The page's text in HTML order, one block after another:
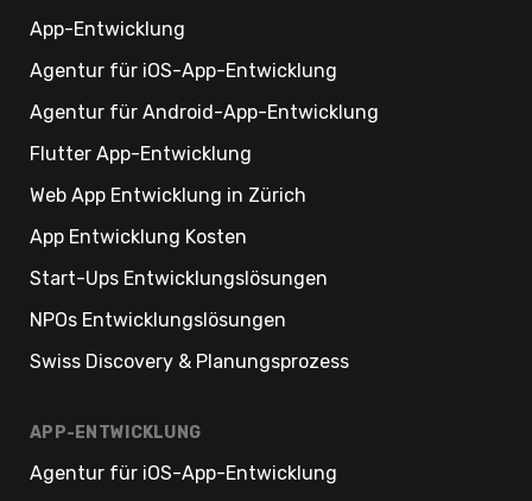
App-Entwicklung
Agentur für iOS-App-Entwicklung
Agentur für Android-App-Entwicklung
Flutter App-Entwicklung
Web App Entwicklung in Zürich
App Entwicklung Kosten
Start-Ups Entwicklungslösungen
NPOs Entwicklungslösungen
Swiss Discovery & Planungsprozess
APP-ENTWICKLUNG
Agentur für iOS-App-Entwicklung